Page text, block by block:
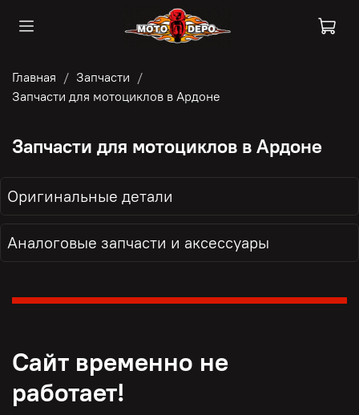
Главная
Запчасти
Запчасти для мотоциклов в Ардоне
Запчасти для мотоциклов в Ардоне
Оригинальные детали
Аналоговые запчасти и аксессуары
Сайт временно не
работает!